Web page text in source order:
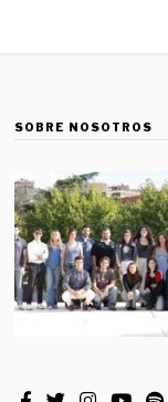
SOBRE NOSOTROS